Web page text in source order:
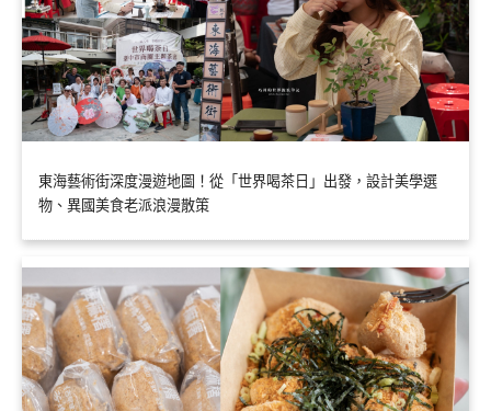
東海藝術街深度漫遊地圖！從「世界喝茶日」出發，設計美學選
物、異國美食老派浪漫散策